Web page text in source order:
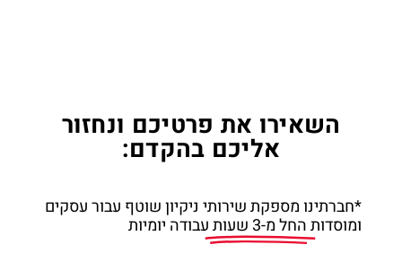
השאירו את פרטיכם ונחזור
אליכם בהקדם:
*חברתינו מספקת שירותי ניקיון שוטף עבור עסקים
ומוסדותהחל מ-3 שעות עבודה יומיות